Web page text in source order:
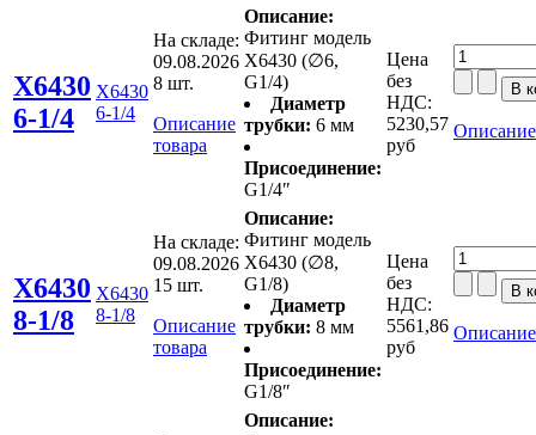
X6430
6-1/4
X6430
6-1/4
На складе:
09.08.2026
8 шт.
Описание
товара
Описание:
Фитинг модель
X6430 (∅6,
G1/4)
Диаметр
трубки: 6 мм
Присоединение:
G1/4″
Цена
без
НДС:
5230,57
руб
Описание
X6430
8-1/8
X6430
8-1/8
На складе:
09.08.2026
15 шт.
Описание
товара
Описание:
Фитинг модель
X6430 (∅8,
G1/8)
Диаметр
трубки: 8 мм
Присоединение:
G1/8″
Цена
без
НДС:
5561,86
руб
Описание
Описание: